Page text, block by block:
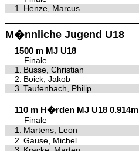
1.
Henze, Marcus
M�nnliche Jugend U18
1500 m MJ U18
Finale
1.
Busse, Christian
2. Boick, Jakob
3. Taufenbach, Philip
110 m H�rden MJ U18 0.914m
Finale
1.
Martens, Leon
2. Gause, Michel